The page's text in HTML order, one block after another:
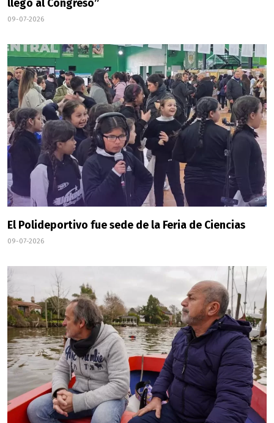
llegó al Congreso”
09-07-2026
El Polideportivo fue sede de la Feria de Ciencias
09-07-2026